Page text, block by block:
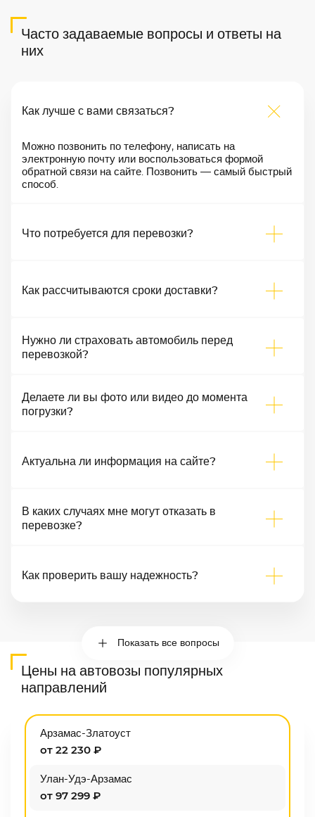
Часто задаваемые вопросы и ответы на
них
Как лучше с вами связаться?
Можно позвонить по телефону, написать на
электронную почту или воспользоваться формой
обратной связи на сайте. Позвонить — самый быстрый
способ.
Что потребуется для перевозки?
Как рассчитываются сроки доставки?
Нужно ли страховать автомобиль перед
перевозкой?
Делаете ли вы фото или видео до момента
погрузки?
Актуальна ли информация на сайте?
В каких случаях мне могут отказать в
перевозке?
Как проверить вашу надежность?
Показать все вопросы
Цены на автовозы популярных
направлений
Арзамас-Златоуст
от 22 230 ₽
Улан-Удэ-Арзамас
от 97 299 ₽